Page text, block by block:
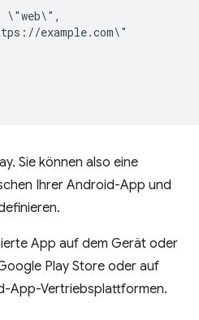
Sie können also eine
Ihrer Android-App und
App auf dem Gerät oder
Play Store oder auf
App-Vertriebsplattformen.